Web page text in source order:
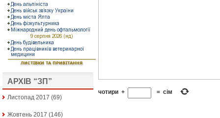
АРХІВ “ЗП”
Листопад 2017 (69)
Жовтень 2017 (146)
чотири + = сім